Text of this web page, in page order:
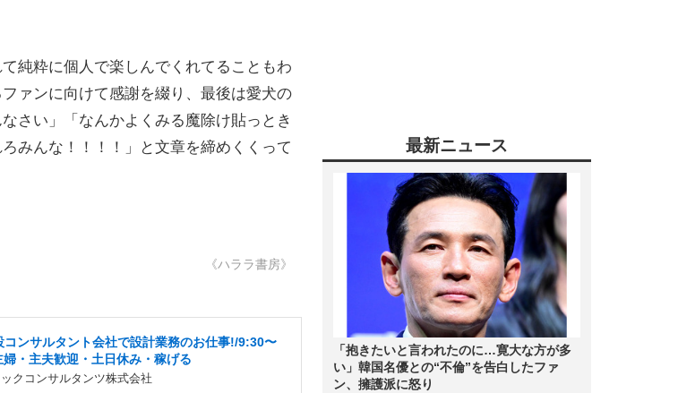
純粋に個人で楽しんでくれてることもわ
ァンに向けて感謝を綴り、最後は愛犬の
さい」「なんかよくみる魔除け貼っとき
みんな！！！！」と文章を締めくくって
《ハララ書房》
コンサルタント会社で設計業務のお仕事!/9:30〜
・主夫歓迎・土日休み・稼げる
クコンサルタンツ株式会社
最新ニュース
「抱きたいと言われたのに…寛大な方が多
い」韓国名優との“不倫”を告白したファ
ン、擁護派に怒り